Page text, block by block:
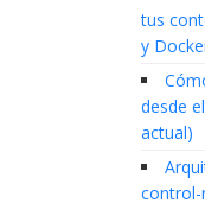
tus
y
desde
actual)
control-